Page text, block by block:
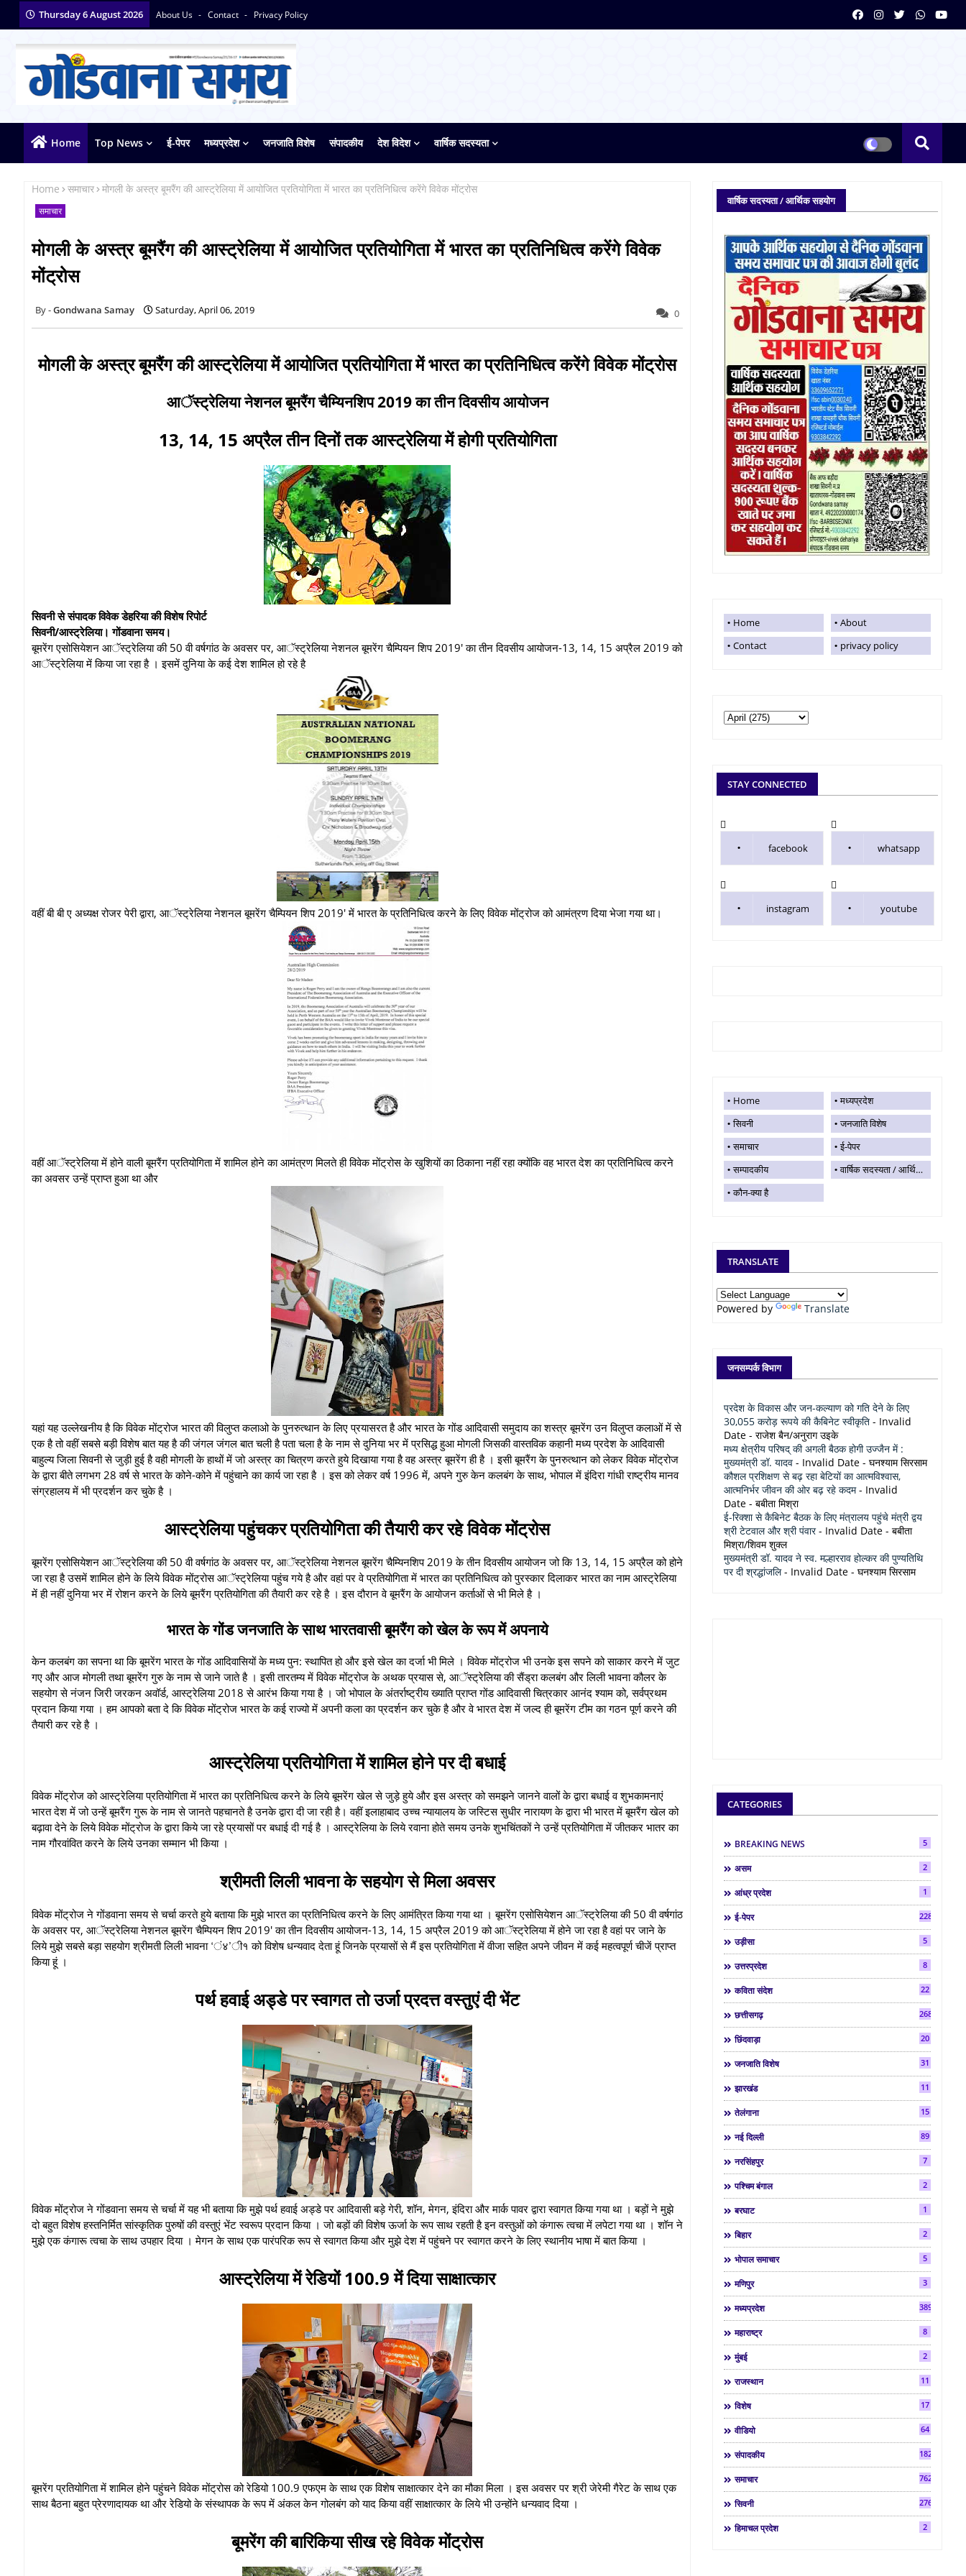
Thursday 6 August 2026 About Us Contact Privacy Policy
Home Top News ई-पेपर मध्यप्रदेश जनजाति विशेष संपादकीय देश विदेश वार्षिक सदस्यता
Home समाचार मोगली के अस्त्र बूमरैंग की आस्ट्रेलिया में आयोजित प्रतियोगिता में भारत का प्रतिनिधित्व करेंगे विवेक मोंट्रोस
समाचार
मोगली के अस्त्र बूमरैंग की आस्ट्रेलिया में आयोजित प्रतियोगिता में भारत का प्रतिनिधित्व करेंगे विवेक
मोंट्रोस
Gondwana Samay Saturday, April 06, 2019 0
मोगली के अस्त्र बूमरैंग की आस्ट्रेलिया में आयोजित प्रतियोगिता में भारत का प्रतिनिधित्व करेंगे विवेक मोंट्रोस
आॅस्ट्रेलिया नेशनल बूमरैंग चैम्यिनशिप 2019 का तीन दिवसीय आयोजन
13, 14, 15 अप्रैल तीन दिनों तक आस्ट्रेलिया में होगी प्रतियोगिता
सिवनी से संपादक विवेक डेहरिया की विशेष रिपोर्ट
सिवनी/आस्ट्रेलिया। गोंडवाना समय।
बूमरेंग एसोसियेशन आॅस्ट्रेलिया की 50 वी वर्षगांठ के अवसर पर, आॅस्ट्रेलिया नेशनल बूमरेंग चैम्पियन शिप 2019' का तीन दिवसीय आयोजन-13, 14, 15 अप्रैल 2019 को
आॅस्ट्रेलिया में किया जा रहा है । इसमें दुनिया के कई देश शामिल हो रहे है
वहीं बी बी ए अध्यक्ष रोजर पेरी द्वारा, आॅस्ट्रेलिया नेशनल बूमरेंग चैम्पियन शिप 2019' में भारत के प्रतिनिधित्व करने के लिए विवेक मोंट्रोज को आमंत्रण दिया भेजा गया था।
वहीं आॅस्ट्रेलिया में होने वाली बूमरैंग प्रतियोगिता में शामिल होने का आमंत्रण मिलते ही विवेक मोंट्रोस के खुशियों का ठिकाना नहीं रहा क्योंकि वह भारत देश का प्रतिनिधित्व करने
का अवसर उन्हें प्राप्त हुआ था और
यहां यह उल्लेखनीय है कि विवेक मोंट्रोज भारत की विलुप्त कलाओ के पुनरुत्थान के लिए प्रयासरत है और भारत के गोंड आदिवासी समुदाय का शस्त्र बूमरेंग उन विलुप्त कलाओं में से
एक है तो वहीं सबसे बड़ी विशेष बात यह है की जंगल जंगल बात चली है पता चला है के नाम से दुनिया भर में प्रसिद्ध हुआ मोगली जिसकी वास्तविक कहानी मध्य प्रदेश के आदिवासी
बाहुल्य जिला सिवनी से जुड़ी हुई है वही मोगली के हाथों में जो अस्त्र का चित्रण करते हुये दिखाया गया है वह अस्त्र बूमरेंग ही है । इसी बूमरैंग के पुनरुत्थान को लेकर विवेक मोंट्रोज
के द्वारा बीते लगभग 28 वर्ष से भारत के कोने-कोने में पहुंचाने का कार्य जा रहा है । इस को लेकर वर्ष 1996 में, अपने गुरु केन कलबंग के साथ, भोपाल में इंदिरा गांधी राष्ट्रीय मानव
संग्रहालय में भी प्रदर्शन कर चुके है ।
आस्ट्रेलिया पहुंचकर प्रतियोगिता की तैयारी कर रहे विवेक मोंट्रोस
बूमरेंग एसोसियेशन आॅस्ट्रेलिया की 50 वी वर्षगांठ के अवसर पर, आॅस्ट्रेलिया नेशनल बूमरेंग चैम्यिनशिप 2019 के तीन दिवसीय आयोजन जो कि 13, 14, 15 अप्रैल को होने
जा रहा है उसमें शामिल होने के लिये विवेक मोंट्रोस आॅस्ट्रेलिया पहुंच गये है और वहां पर वे प्रतियोगिता में भारत का प्रतिनिधित्व को पुरस्कार दिलाकर भारत का नाम आस्ट्रेलिया
में ही नहीं दुनिया भर में रोशन करने के लिये बूमरैंग प्रतियोगिता की तैयारी कर रहे है । इस दौरान वे बूमरैंग के आयोजन कर्ताओं से भी मिले है ।
भारत के गोंड जनजाति के साथ भारतवासी बूमरैंग को खेल के रूप में अपनाये
केन कलबंग का सपना था कि बूमरेंग भारत के गोंड आदिवासियों के मध्य पुन: स्थापित हो और इसे खेल का दर्जा भी मिले । विवेक मोंट्रोज भी उनके इस सपने को साकार करने में जुट
गए और आज मोगली तथा बूमरेंग गुरु के नाम से जाने जाते है । इसी तारतम्य में विवेक मोंट्रोज के अथक प्रयास से, आॅस्ट्रेलिया की सैंड्रा कलबंग और लिली भावना कौलर के
सहयोग से नंजन जिरी जरकन अवॉर्ड, आस्ट्रेलिया 2018 से आरंभ किया गया है । जो भोपाल के अंतर्राष्ट्रीय ख्याति प्राप्त गोंड आदिवासी चित्रकार आनंद श्याम को, सर्वप्रथम
प्रदान किया गया । हम आपको बता दे कि विवेक मोंट्रोज भारत के कई राज्यो में अपनी कला का प्रदर्शन कर चुके है और वे भारत देश में जल्द ही बूमरेंग टीम का गठन पूर्ण करने की
तैयारी कर रहे है ।
आस्ट्रेलिया प्रतियोगिता में शामिल होने पर दी बधाई
विवेक मोंट्रोज को आस्ट्रेलिया प्रतियोगिता में भारत का प्रतिनिधित्व करने के लिये बूमरेंग खेल से जुड़े हुये और इस अस्त्र को समझने जानने वालों के द्वारा बधाई व शुभकामनाएं
भारत देश में जो उन्हें बूमरैंग गुरू के नाम से जानते पहचानते है उनके द्वारा दी जा रही है। वहीं इलाहाबाद उच्च न्यायालय के जस्टिस सुधीर नारायण के द्वारा भी भारत में बूमरैंग खेल को
बढ़ावा देने के लिये विवेक मोंट्रोज के द्वारा किये जा रहे प्रयासों पर बधाई दी गई है । आस्ट्रेलिया के लिये रवाना होते समय उनके शुभचिंतकों ने उन्हें प्रतियोगिता में जीतकर भातर का
नाम गौरवांवित करने के लिये उनका सम्मान भी किया ।
श्रीमती लिली भावना के सहयोग से मिला अवसर
विवेक मोंट्रोज ने गोंडवाना समय से चर्चा करते हुये बताया कि मुझे भारत का प्रतिनिधित्व करने के लिए आमंत्रित किया गया था । बूमरेंग एसोसियेशन आॅस्ट्रेलिया की 50 वी वर्षगांठ
के अवसर पर, आॅस्ट्रेलिया नेशनल बूमरेंग चैम्पियन शिप 2019' का तीन दिवसीय आयोजन-13, 14, 15 अप्रैल 2019 को आॅस्ट्रेलिया में होने जा रहा है वहां पर जाने के
लिये मुझे सबसे बड़ा सहयोग श्रीमती लिली भावना ‘ं४’ी१ को विशेष धन्यवाद देता हूं जिनके प्रयासों से मैं इस प्रतियोगिता में वीजा सहित अपने जीवन में कई महत्वपूर्ण चीजें प्राप्त
किया हूं ।
पर्थ हवाई अड्डे पर स्वागत तो उर्जा प्रदत्त वस्तुएं दी भेंट
विवेक मोंट्रोज ने गोंडवाना समय से चर्चा में यह भी बताया कि मुझे पर्थ हवाई अड्डे पर आदिवासी बड़े गेरी, शॉन, मेगन, इंदिरा और मार्क पावर द्वारा स्वागत किया गया था । बड़ों ने मुझे
दो बहुत विशेष हस्तनिर्मित सांस्कृतिक पुरुषों की वस्तुएं भेंट स्वरूप प्रदान किया । जो बड़ों की विशेष ऊर्जा के रूप साथ रहती है इन वस्तुओं को कंगारू त्वचा में लपेटा गया था । शॉन ने
मुझे एक कंगारू त्वचा के साथ उपहार दिया । मेगन के साथ एक पारंपरिक रूप से स्वागत किया और मुझे देश में पहुंचने पर स्वागत करने के लिए स्थानीय भाषा में बात किया ।
आस्ट्रेलिया में रेडियों 100.9 में दिया साक्षात्कार
बूमरेंग प्रतियोगिता में शामिल होने पहुंचने विवेक मोंट्रोस को रेडियो 100.9 एफएम के साथ एक विशेष साक्षात्कार देने का मौका मिला । इस अवसर पर श्री जेरेमी गैरेट के साथ एक
साथ बैठना बहुत प्रेरणादायक था और रेडियो के संस्थापक के रूप में अंकल केन गोलबंग को याद किया वहीं साक्षात्कार के लिये भी उन्होंने धन्यवाद दिया ।
बूमरेंग की बारिकिया सीख रहे विवेक मोंट्रोस
वार्षिक सदस्यता / आर्थिक सहयोग
Home
About
Contact
privacy policy
STAY CONNECTED
facebook whatsapp
instagram youtube
Home
मध्यप्रदेश
सिवनी
जनजाति विशेष
समाचार
ई-पेपर
सम्पादकीय
वार्षिक सदस्यता / आर्थिक सहयोग
कौन-क्या है
TRANSLATE
Powered by Translate
जनसम्पर्क विभाग
प्रदेश के विकास और जन-कल्याण को गति देने के लिए
30,055 करोड़ रूपये की कैबिनेट स्वीकृति - Invalid
Date - राजेश बैन/अनुराग उइके
मध्य क्षेत्रीय परिषद् की अगली बैठक होगी उज्जैन में :
मुख्यमंत्री डॉ. यादव - Invalid Date - घनश्याम सिरसाम
कौशल प्रशिक्षण से बढ़ रहा बेटियों का आत्मविश्वास,
आत्मनिर्भर जीवन की ओर बढ़ रहे कदम- Invalid
Date - बबीता मिश्रा
ई-रिक्शा से कैबिनेट बैठक के लिए मंत्रालय पहुंचे मंत्री द्वय
श्री टेटवाल और श्री पंवार- Invalid Date - बबीता
मिश्रा/शिवम शुक्ल
मुख्यमंत्री डॉ. यादव ने स्व. मल्हारराव होल्कर की पुण्यतिथि
पर दी श्रद्धांजलि- Invalid Date - घनश्याम सिरसाम
CATEGORIES
BREAKING NEWS 5
असम 2
आंध्र प्रदेश 1
ई-पेपर 2286
उड़ीसा 5
उत्तरप्रदेश 8
कविता संदेश 22
छत्तीसगढ़ 268
छिंदवाड़ा 20
जनजाति विशेष 31
झारखंड 11
तेलंगाना 15
नई दिल्ली 89
नरसिंहपुर 7
पश्चिम बंगाल 2
बरघाट 1
बिहार 2
भोपाल समाचार 5
मणिपुर 3
मध्यप्रदेश 3892
महाराष्ट्र 8
मुंबई 2
राजस्थान 11
विशेष 17
वीडियो 64
संपादकीय 182
समाचार 7624
सिवनी 2763
हिमाचल प्रदेश 2